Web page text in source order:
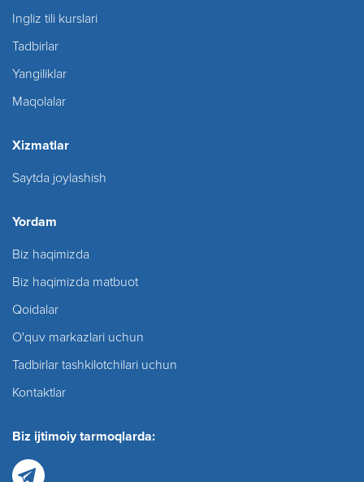
Ingliz tili kurslari
Tadbirlar
Yangiliklar
Maqolalar
Xizmatlar
Saytda joylashish
Yordam
Biz haqimizda
Biz haqimizda matbuot
Qoidalar
O'quv markazlari uchun
Tadbirlar tashkilotchilari uchun
Kontaktlar
Biz ijtimoiy tarmoqlarda: